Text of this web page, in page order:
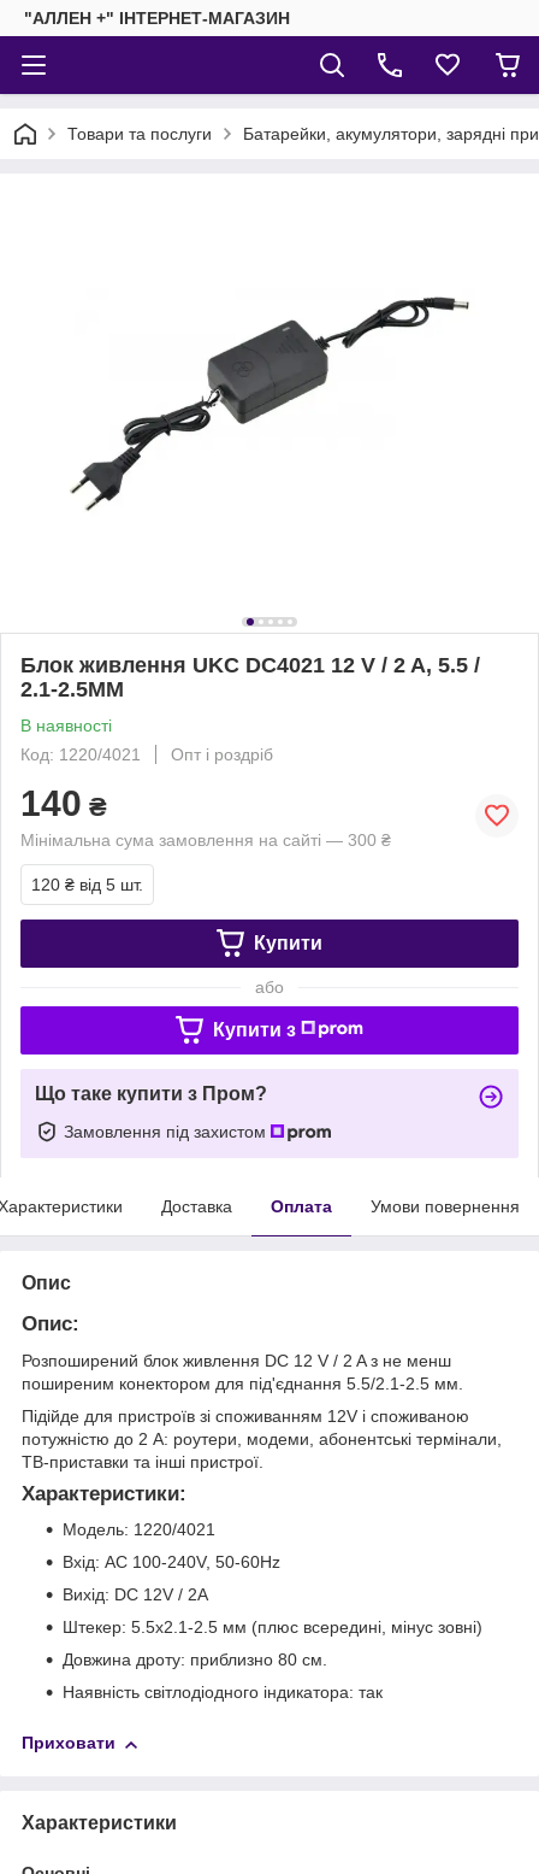
"АЛЛЕН +" ІНТЕРНЕТ-МАГАЗИН
Товари та послуги Батарейки, акумулятори, зарядні
Блок живлення UKC DC4021 12 V / 2 A, 5.5 /
2.1-2.5MM
В наявності
Код: 1220/4021
Опт і роздріб
140 ₴
Мінімальна сума замовлення на сайті — 300 ₴
120 ₴ від 5 шт.
Купити
або
Купити з
Що таке купити з Пром?
Замовлення під захистом
Доставка Оплата Умови повернення
Опис
Опис:
Розпоширений блок живлення DC 12 V / 2 A з не менш
поширеним конектором для під'єднання 5.5/2.1-2.5 мм.
Підійде для пристроїв зі споживанням 12V і споживаною
потужністю до 2 А: роутери, модеми, абонентські термінали,
ТВ-приставки та інші пристрої.
Характеристики:
Модель: 1220/4021
Вхід: AC 100-240V, 50-60Hz
Вихід: DC 12V / 2A
Штекер: 5.5x2.1-2.5 мм (плюс всередині, мінус зовні)
Довжина дроту: приблизно 80 см.
Наявність світлодіодного індикатора: так
Приховати
Характеристики